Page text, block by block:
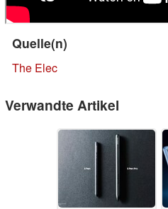
Quelle(n)
The Elec
Verwandte Artikel